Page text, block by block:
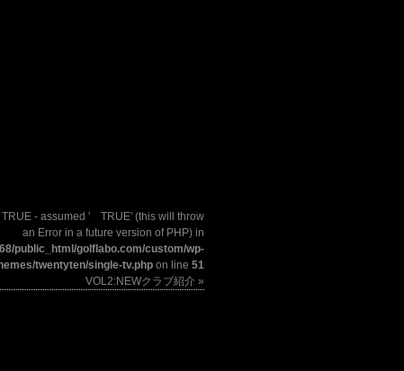
- assumed ' TRUE' (this will throw
an Error in a future version of PHP) in
public_html/golflabo.com/custom/wp-
twentyten/single-tv.php on line 51
VOL2:NEWクラブ紹介 »